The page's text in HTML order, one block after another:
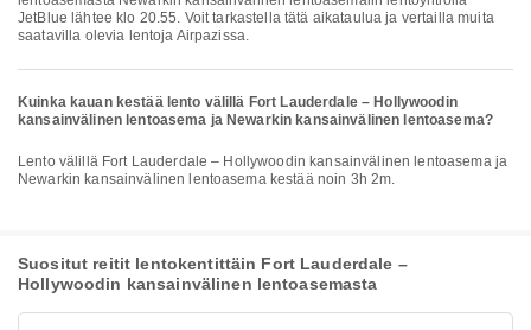
JetBlue lähtee klo 20.55. Voit tarkastella tätä aikataulua ja vertailla muita
saatavilla olevia lentoja Airpazissa.
Kuinka kauan kestää lento välillä Fort Lauderdale – Hollywoodin
kansainvälinen lentoasema ja Newarkin kansainvälinen lentoasema?
Lento välillä Fort Lauderdale – Hollywoodin kansainvälinen lentoasema ja
Newarkin kansainvälinen lentoasema kestää noin 3h 2m.
Suositut reitit lentokentittäin Fort Lauderdale –
Hollywoodin kansainvälinen lentoasemasta